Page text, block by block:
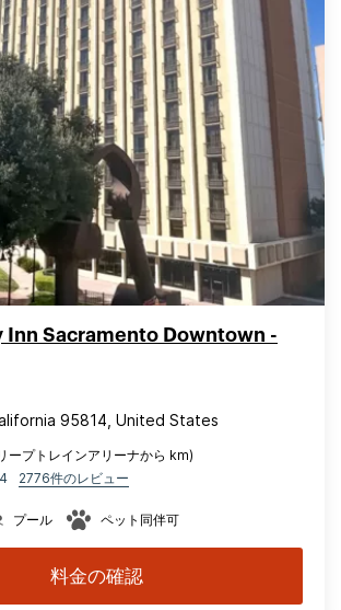
Inn Sacramento Downtown -
95814, United States
ープトレインアリーナから km)
2776件のレビュー
プール ペット同伴可
料金の確認